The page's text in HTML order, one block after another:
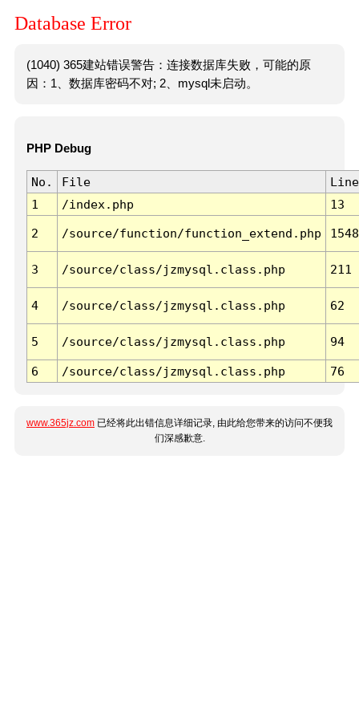
Database Error
(1040) 365建站错误警告：连接数据库失败，可能的原
因：1、数据库密码不对; 2、mysql未启动。
PHP Debug
No. File
Line
1
/index.php 13
2 /source/function/function_extend.php 1548
3 /source/class/jzmysql.class.php 211
4 /source/class/jzmysql.class.php 62
5 /source/class/jzmysql.class.php 94
6 /source/class/jzmysql.class.php 76
www.365jz.com 已经将此出错信息详细记录, 由此给您带来的访问不便我
们深感歉意.